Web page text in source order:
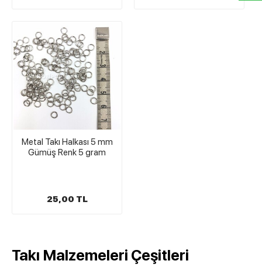
Metal Takı Halkası 5 mm
Gümüş Renk 5 gram
25,00 TL
Takı Malzemeleri Çeşitleri